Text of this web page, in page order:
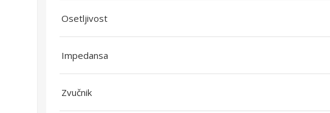
Osetljivost
Impedansa
Zvučnik